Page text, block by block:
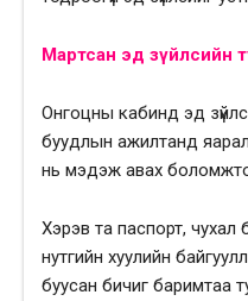
Мартсан эд зүйлсийн
Онгоцны кабинд эд
буудлын ажилтанд
нь мэдэж авах
Хэрэв та паспорт, чухал
нутгийн хуулийн
буусан бичиг баримтаа